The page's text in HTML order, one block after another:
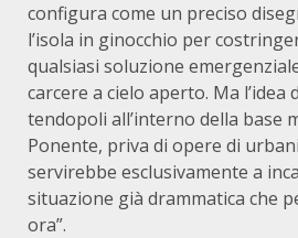
configura come un preciso
l’isola in ginocchio per
qualsiasi soluzione
carcere a cielo aperto. Ma l’idea
tendopoli all’interno della base
Ponente, priva di opere di
servirebbe esclusivamente a
situazione già drammatica che
ora”.